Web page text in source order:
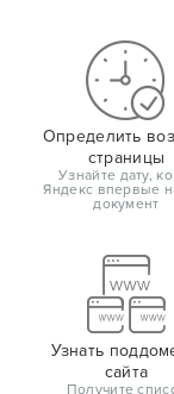
Определить
страницы
Узнайте дату,
Яндекс впервые
документ
Узнать
сайта
Получите